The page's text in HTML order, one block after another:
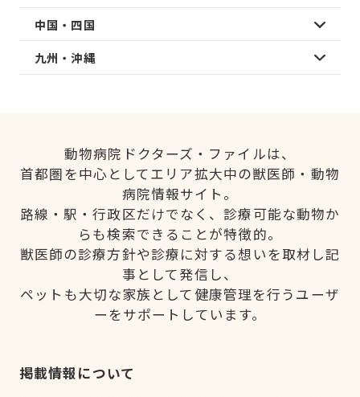
中国・四国
九州・沖縄
動物病院ドクターズ・ファイルは、
首都圏を中心としてエリア拡大中の獣医師・動物
病院情報サイト。
路線・駅・行政区だけでなく、診療可能な動物か
らも検索できることが特徴的。
獣医師の診療方針や診療に対する想いを取材し記
事として発信し、
ペットも大切な家族として健康管理を行うユーザ
ーをサポートしています。
掲載情報について